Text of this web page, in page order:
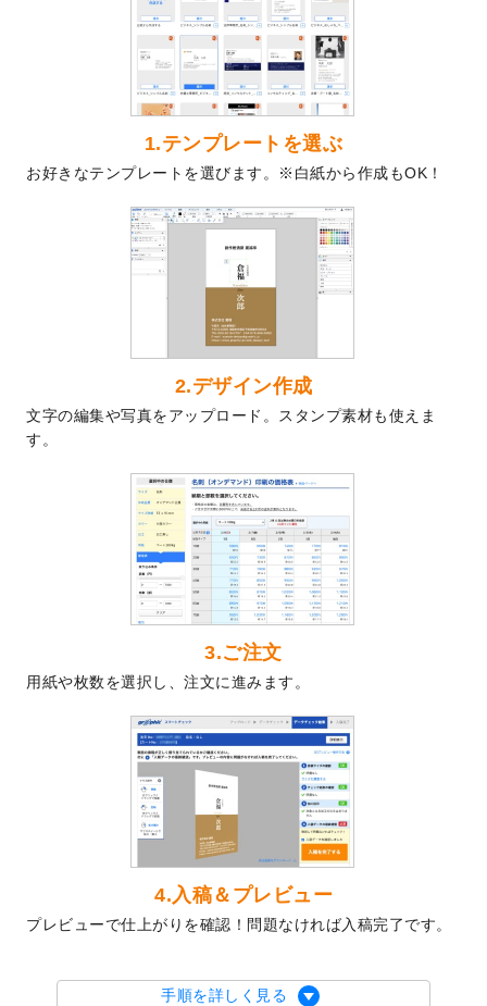
を公開いたしました。
喪中はがきのデザインテンプレート
いたしました。
2025年版1月始まりのカレンダーデザイン
テンプレート
を公開いたしました。
なりました！
プラスチックカードのデザインテンプレー
トを追加しました。
回数券のデザインテンプレート
した。
暑中見舞いのデザインテンプレート
しました。
メッセージカードのデザインテンプレート
を追加しました。
2024/6/14
エコノミータイプののぼりが作成できるよ
うになりました！
【新商品】のぼり
が作成できるようになり
ました！
DMのデザインテンプレートを追加しまし
た。
【新商品】ステッカー
なりました！
2024年版4月始まりのカレンダーデザイン
テンプレートを公開いたしました。
2024年辰年の年賀ポスターデザインテンプ
レート
を公開いたしました。
箔押し年賀状のデザインテンプレート
開いたしました。
クリアファイル、封筒、うちわにてオリジ
ナルデザインで作成できるようになりまし
た！
を公開いたしました。
1.テンプレートを選ぶ
お好きなテンプレートを選びます。※白紙から作成もOK！
2.デザイン作成
文字の編集や写真をアップロード。スタンプ素材も使えま
す。
3.ご注文
用紙や枚数を選択し、注文に進みます。
4.入稿＆プレビュー
プレビューで仕上がりを確認！問題なければ入稿完了です。
手順を詳しく見る